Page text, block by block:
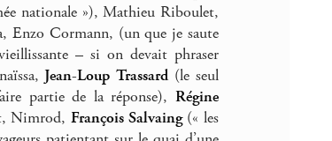
nationale »), Mathieu Riboulet,
Enzo Cormann, (un que je saute
– si on devait phraser
Jean-Loup Trassard (le seul
partie de la réponse),Régine
Nimrod, François Salvaing(« les